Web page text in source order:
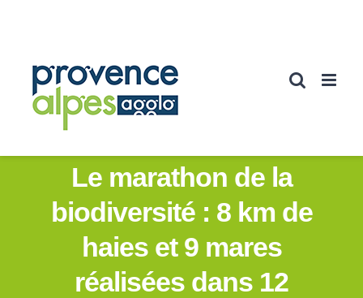
Le marathon de la
biodiversité : 8 km de
haies et 9 mares
réalisées dans 12